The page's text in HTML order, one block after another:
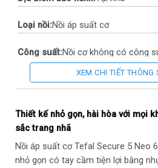
Loại nồi:Nồi áp suất cơ
Công suất:Nồi cơ không có công
Dung tích:6 Lít
Chế độ nấu cài đặt sẵn:
Chất liệu vỏ ngoài:
Chất liệu lòng nồi:Đáy bằng inox
XEM CHI TIẾT THÔNG
Thiết kế nhỏ gọn, hài hòa với mọi
sắc trang nhã
Nồi áp suất cơ Tefal Secure 5 Neo
nhỏ gọn có tay cầm tiện lợi bằng